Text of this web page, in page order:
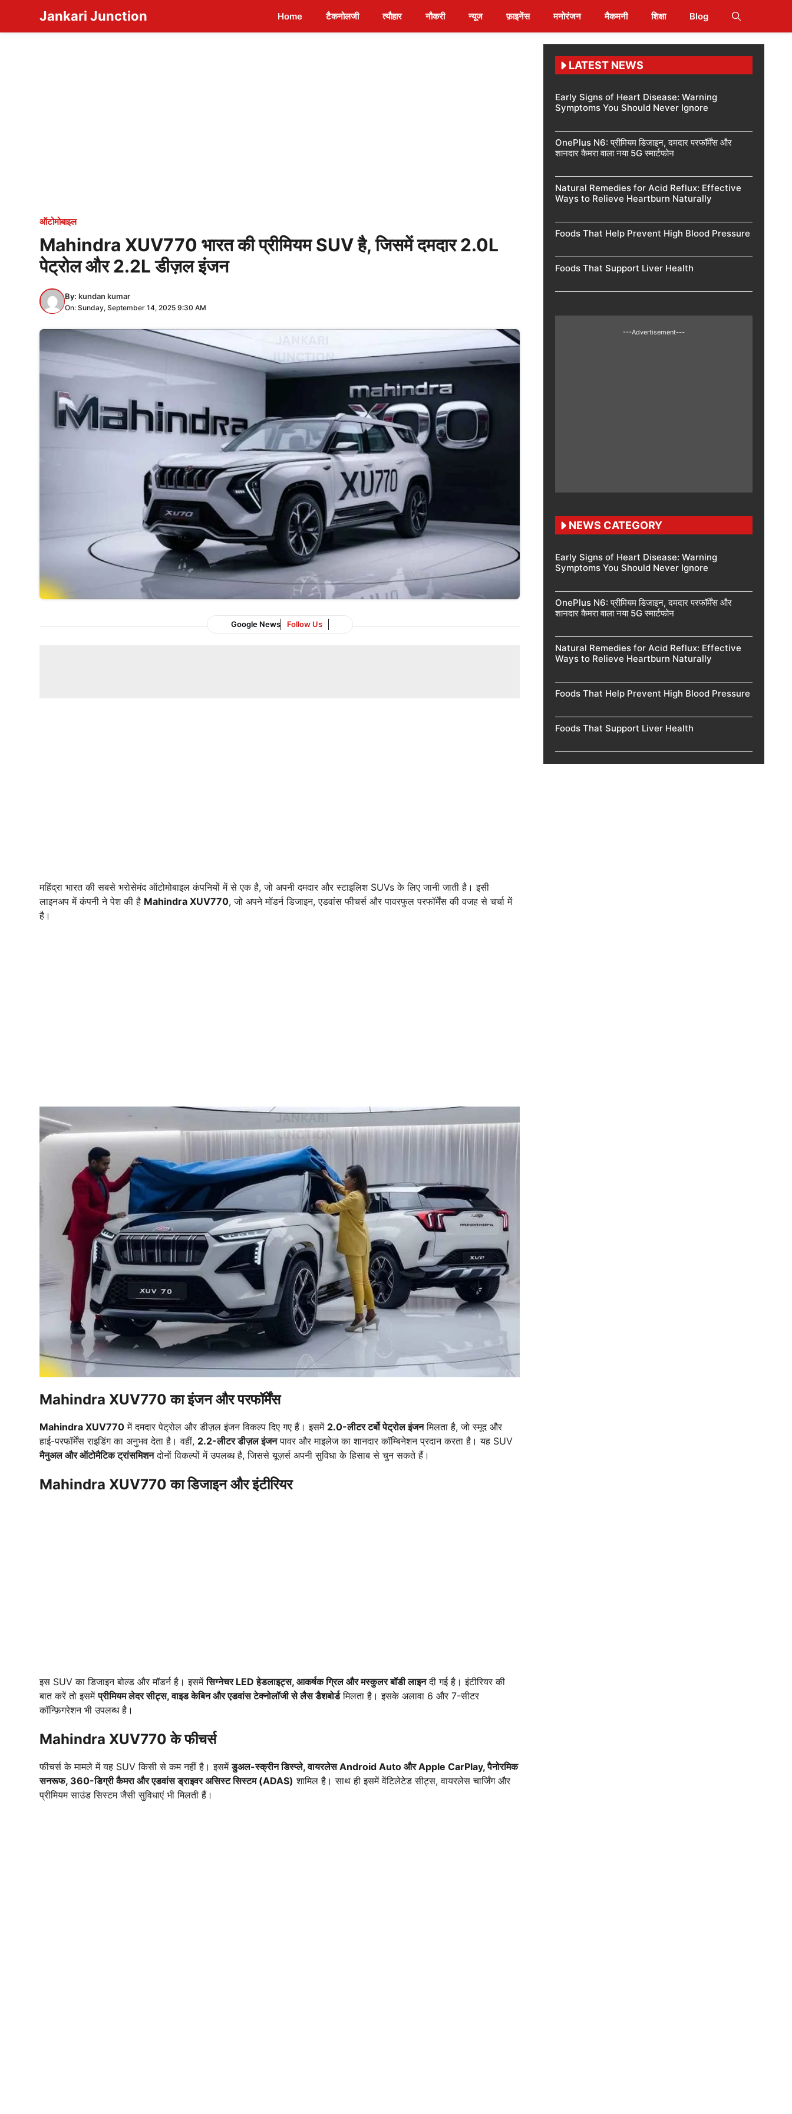
content
Jankari Junction Home टैकनोलजी त्यौहार नौकरी न्यूज फ़ाइनेंस मनोरंजन मैकमनी शिक्षा Blog
ऑटोमोबाइल
Mahindra XUV770 भारत की प्रीमियम SUV है, जिसमें दमदार 2.0L
पेट्रोल और 2.2L डीज़ल इंजन
By: kundan kumar
On: Sunday, September 14, 2025 9:30 AM
Google News Follow Us
महिंद्रा भारत की सबसे भरोसेमंद ऑटोमोबाइल कंपनियों में से एक है, जो अपनी दमदार और स्टाइलिश SUVs के लिए जानी जाती है। इसी
लाइनअप में कंपनी ने पेश की है Mahindra XUV770, जो अपने मॉडर्न डिजाइन, एडवांस फीचर्स और पावरफुल परफॉर्मेंस की वजह से चर्चा में
है।
Mahindra XUV770 का इंजन और परफॉर्मेंस
Mahindra XUV770 में दमदार पेट्रोल और डीज़ल इंजन विकल्प दिए गए हैं। इसमें 2.0-लीटर टर्बो पेट्रोल इंजनमिलता है, जो स्मूद और
हाई-परफॉर्मेंस राइडिंग का अनुभव देता है। वहीं, 2.2-लीटर डीज़ल इंजनपावर और माइलेज का शानदार कॉम्बिनेशन प्रदान करता है। यह SUV
मैनुअल और ऑटोमैटिक ट्रांसमिशनदोनों विकल्पों में उपलब्ध है, जिससे यूज़र्स अपनी सुविधा के हिसाब से चुन सकते हैं।
Mahindra XUV770 का डिजाइन और इंटीरियर
इस SUV का डिजाइन बोल्ड और मॉडर्न है। इसमेंसिग्नेचर LED हेडलाइट्स, आकर्षक ग्रिल और मस्कुलर बॉडी लाइनदी गई है। इंटीरियर की
बात करें तो इसमेंप्रीमियम लेदर सीट्स, वाइड केबिन और एडवांस टेक्नोलॉजी से लैस डैशबोर्डमिलता है। इसके अलावा 6 और 7-सीटर
कॉन्फ़िगरेशन भी उपलब्ध है।
Mahindra XUV770 के फीचर्स
फीचर्स के मामले में यह SUV किसी से कम नहीं है। इसमेंडुअल-स्क्रीन डिस्प्ले, वायरलेस Android Auto और Apple CarPlay, पैनोरमिक
सनरूफ, 360-डिग्री कैमरा और एडवांस ड्राइवर असिस्ट सिस्टम (ADAS) शामिल है। साथ ही इसमें वेंटिलेटेड सीट्स, वायरलेस चार्जिंग और
प्रीमियम साउंड सिस्टम जैसी सुविधाएं भी मिलती हैं।
LATEST NEWS
Early Signs of Heart Disease: Warning
Symptoms You Should Never Ignore
OnePlus N6: प्रीमियम डिजाइन, दमदार परफॉर्मेंस और
शानदार कैमरा वाला नया 5G स्मार्टफोन
Natural Remedies for Acid Reflux: Effective
Ways to Relieve Heartburn Naturally
Foods That Help Prevent High Blood Pressure
Foods That Support Liver Health
---Advertisement---
NEWS CATEGORY
Early Signs of Heart Disease: Warning
Symptoms You Should Never Ignore
OnePlus N6: प्रीमियम डिजाइन, दमदार परफॉर्मेंस और
शानदार कैमरा वाला नया 5G स्मार्टफोन
Natural Remedies for Acid Reflux: Effective
Ways to Relieve Heartburn Naturally
Foods That Help Prevent High Blood Pressure
Foods That Support Liver Health